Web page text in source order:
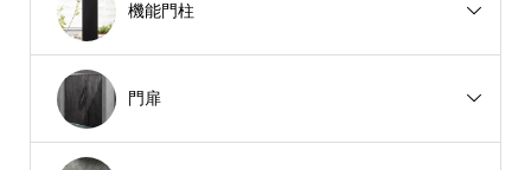
機能門柱
門扉